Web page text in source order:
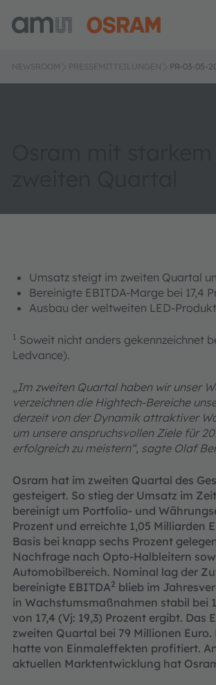
NEWSROOM PRESSEMITTEILUNGEN PR-03-05-
Umsatz steigt im zweiten Quartal
Bereinigte EBITDA-Marge bei 17,4
Ausbau der weltweiten LED-
1 Soweit nicht anders gekennzeichnet
Ledvance).
„Im zweiten Quartal haben wir unser
verzeichnen die Hightech-Bereiche
derzeit von der Dynamik attraktiver
um unsere anspruchsvollen Ziele für
erfolgreich zu meistern“, sagteOlaf
Osram hat im zweiten Quartal des
gesteigert. So stieg der Umsatz im
bereinigt um Portfolio- und
Prozent und erreichte 1,05 Milliarden
Basis bei knapp sechs Prozent
Nachfrage nach Opto-Halbleitern
Automobilbereich. Nominal lag der
bereinigte EBITDA2 blieb im
in Wachstumsmaßnahmen stabil bei
von 17,4 (Vj: 19,3) Prozent ergibt. Das
zweiten Quartal bei 79 Millionen
hatte von Einmaleffekten profitiert.
aktuellen Marktent­wicklung hat